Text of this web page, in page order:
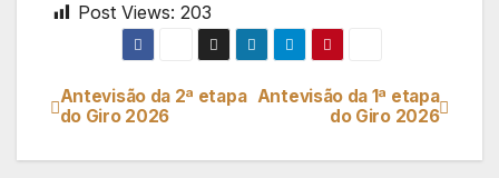
Post Views: 203
Navegação
de
Antevisão da 1ª etapa
do Giro 2026
Antevisão da 2ª etapa
do Giro 2026